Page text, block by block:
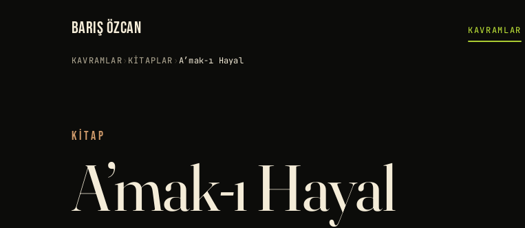
BARIŞ ÖZCAN KAVRAMLAR
KAVRAMLAR› KITAPLAR ›A’mak-ı Hayal
KITAP
A’mak-ı Hayal